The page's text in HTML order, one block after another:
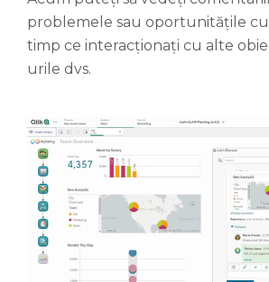
problemele sau oportunitățile cu
timp ce interacționați cu alte
urile dvs.